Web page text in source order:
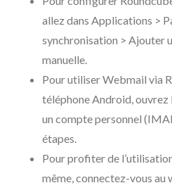
allez dans Applications >
synchronisation > Ajouter
manuelle.
Pour utiliser Webmail via
téléphone Android, ouvrez
un compte personnel
étapes.
Pour profiter de
même, connectez-vous au